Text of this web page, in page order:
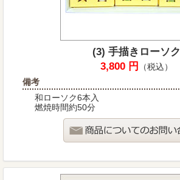
(3) 手描きローソク
3,800 円
（税込）
備考
和ローソク6本入
燃焼時間約50分